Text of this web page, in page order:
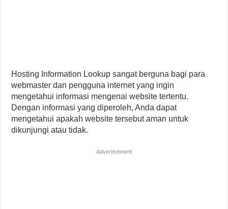
Hosting Information Lookup sangat berguna bagi para
webmaster dan pengguna internet yang ingin
mengetahui informasi mengenai website tertentu.
Dengan informasi yang diperoleh, Anda dapat
mengetahui apakah website tersebut aman untuk
dikunjungi atau tidak.
Advertisement